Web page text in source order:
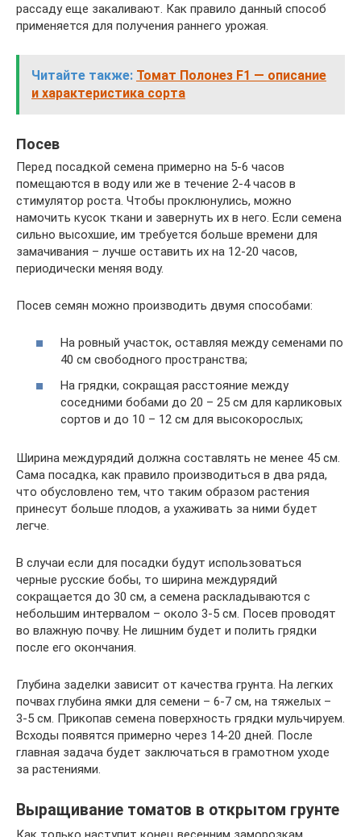
рассаду еще закаливают. Как правило данный способ
применяется для получения раннего урожая.
Читайте также: Томат Полонез F1 — описание
и характеристика сорта
Посев
Перед посадкой семена примерно на 5-6 часов
помещаются в воду или же в течение 2-4 часов в
стимулятор роста. Чтобы проклюнулись, можно
намочить кусок ткани и завернуть их в него. Если семена
сильно высохшие, им требуется больше времени для
замачивания – лучше оставить их на 12-20 часов,
периодически меняя воду.
Посев семян можно производить двумя способами:
На ровный участок, оставляя между семенами по
40 см свободного пространства;
На грядки, сокращая расстояние между
соседними бобами до 20 – 25 см для карликовых
сортов и до 10 – 12 см для высокорослых;
Ширина междурядий должна составлять не менее 45 см.
Сама посадка, как правило производиться в два ряда,
что обусловлено тем, что таким образом растения
принесут больше плодов, а ухаживать за ними будет
легче.
В случаи если для посадки будут использоваться
черные русские бобы, то ширина междурядий
сокращается до 30 см, а семена раскладываются с
небольшим интервалом – около 3-5 см. Посев проводят
во влажную почву. Не лишним будет и полить грядки
после его окончания.
Глубина заделки зависит от качества грунта. На легких
почвах глубина ямки для семени – 6-7 см, на тяжелых –
3-5 см. Прикопав семена поверхность грядки мульчируем.
Всходы появятся примерно через 14-20 дней. После
главная задача будет заключаться в грамотном уходе
за растениями.
Выращивание томатов в открытом грунте